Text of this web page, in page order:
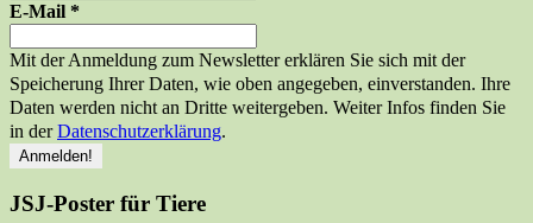
E-Mail *
Mit der Anmeldung zum Newsletter erklären Sie sich mit der
Speicherung Ihrer Daten, wie oben angegeben, einverstanden. Ihre
Daten werden nicht an Dritte weitergeben. Weiter Infos finden Sie
in derDatenschutzerklärung.
JSJ-Poster für Tiere